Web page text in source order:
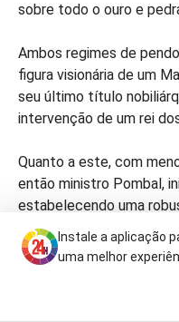
sobre todo o ouro e
Ambos regimes de
figura visionária de um
seu último título
intervenção de um rei
Quanto a este, com
então ministro Pombal,
estabelecendo uma
avassalado país com o
militares a pretexto de
Pombal, jamais
Instale a aplicação
uma melhor